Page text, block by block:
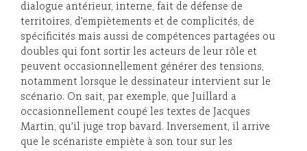
dialogue antérieur, interne, fait de défense de
territoires, d’empiètements et de complicités, de
spécificités mais aussi de compétences partagées ou
doubles qui font sortir les acteurs de leur rôle et
peuvent occasionnellement générer des tensions,
notamment lorsque le dessinateur intervient sur le
scénario. On sait, par exemple, que Juillard a
occasionnellement coupé les textes de Jacques
Martin, qu’il juge trop bavard. Inversement, il arrive
que le scénariste empiète à son tour sur les